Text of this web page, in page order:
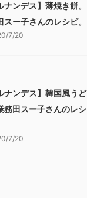
ナンデス】薄焼き餅。
スー子さんのレシピ。
7/20
ナンデス】韓国風うど
務田スー子さんのレシ
7/20